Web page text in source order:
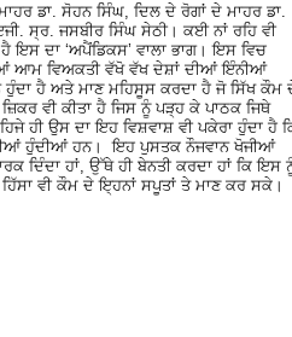
ਡਾ. ਸੋਹਨ ਸਿੰਘ, ਦਿਲ ਦੇ ਰੋਗਾਂ ਦੇ ਮਾਹਰ ਡਾ.
ਸ੍ਰ. ਜਸਬੀਰ ਸਿੰਘ ਸੇਠੀ। ਕਈ ਨਾਂ ਰਹਿ ਵੀ
ਇਸ ਦਾ ‘ਅਪੈਂਡਿਕਸ’ ਵਾਲਾ ਭਾਗ। ਇਸ ਵਿਚ
ਆਮ ਵਿਅਕਤੀ ਵੱਖੋ ਵੱਖ ਦੇਸ਼ਾਂ ਦੀਆਂ ਇੰਨੀਆਂ
ਹੁੰਦਾ ਹੈ ਅਤੇ ਮਾਣ ਮਹਿਸੂਸ ਕਰਦਾ ਹੈ ਜੋ ਸਿੱਖ ਕੌਮ
ਵੀ ਕੀਤਾ ਹੈ ਜਿਸ ਨੂੰ ਪੜ੍ਹ ਕੇ ਪਾਠਕ ਜਿਥੇ
ਹੀ ਉਸ ਦਾ ਇਹ ਵਿਸ਼ਵਾਸ਼ ਵੀ ਪਕੇਰਾ ਹੁੰਦਾ ਹੈ
ਹੁੰਦੀਆਂ ਹਨ। ਇਹ ਪੁਸਤਕ ਨੌਜਵਾਨ ਖੋਜੀਆਂ
ਹਾਂ, ਉੱਥੇ ਹੀ ਬੇਨਤੀ ਕਰਦਾ ਹਾਂ ਕਿ ਇਸ
ਹਿੱਸਾ ਵੀ ਕੌਮ ਦੇ ਇ੍ਹਨਾਂ ਸਪੂਤਾਂ ਤੇ ਮਾਣ ਕਰ ਸਕੇ।